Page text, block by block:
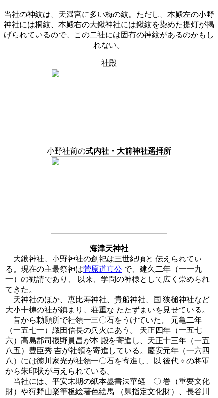
当社の神紋は、天満宮に多い梅の紋。ただし、本殿左の小野
神社には桐紋、本殿右の大鍬神社には鍬紋を染めた提灯が掲
げられているので、この二社には固有の神紋があるのかもし
れない。
社殿
小野社前の式内社・大前神社遥拝所
海津天神社
大鍬神社、小野神社の創祀は三世紀頃と 伝えられてい
る。現在の主最祭神は菅原道真公 で、建久二年（一一九
一）の勧請であり、 以来、学問の神様として広く崇められ
てきた。
天神社のほか、恵比寿神社、貴船神社、国 狭槌神社など
大小十棟の社が鎮まり、荘重な たたずまいを見せている。
昔から勅願所で社領一三〇石をうけていた。 元亀二年
（一五七一）織田信長の兵火にあう。 天正四年（一五七
六）高島郡司磯野員昌が本 殿を寄進し、天正十三年（一五
八五）豊臣秀 吉が社領を寄進している。慶安元年（一六四
八）には徳川家光が社領一〇石を寄進し、以 後代々の将軍
から朱印状が与えられている。
当社には、平安末期の紙本墨書法華経一〇 巻（重要文化
財）や狩野山楽筆板絵著色絵馬 （県指定文化財）、長谷川